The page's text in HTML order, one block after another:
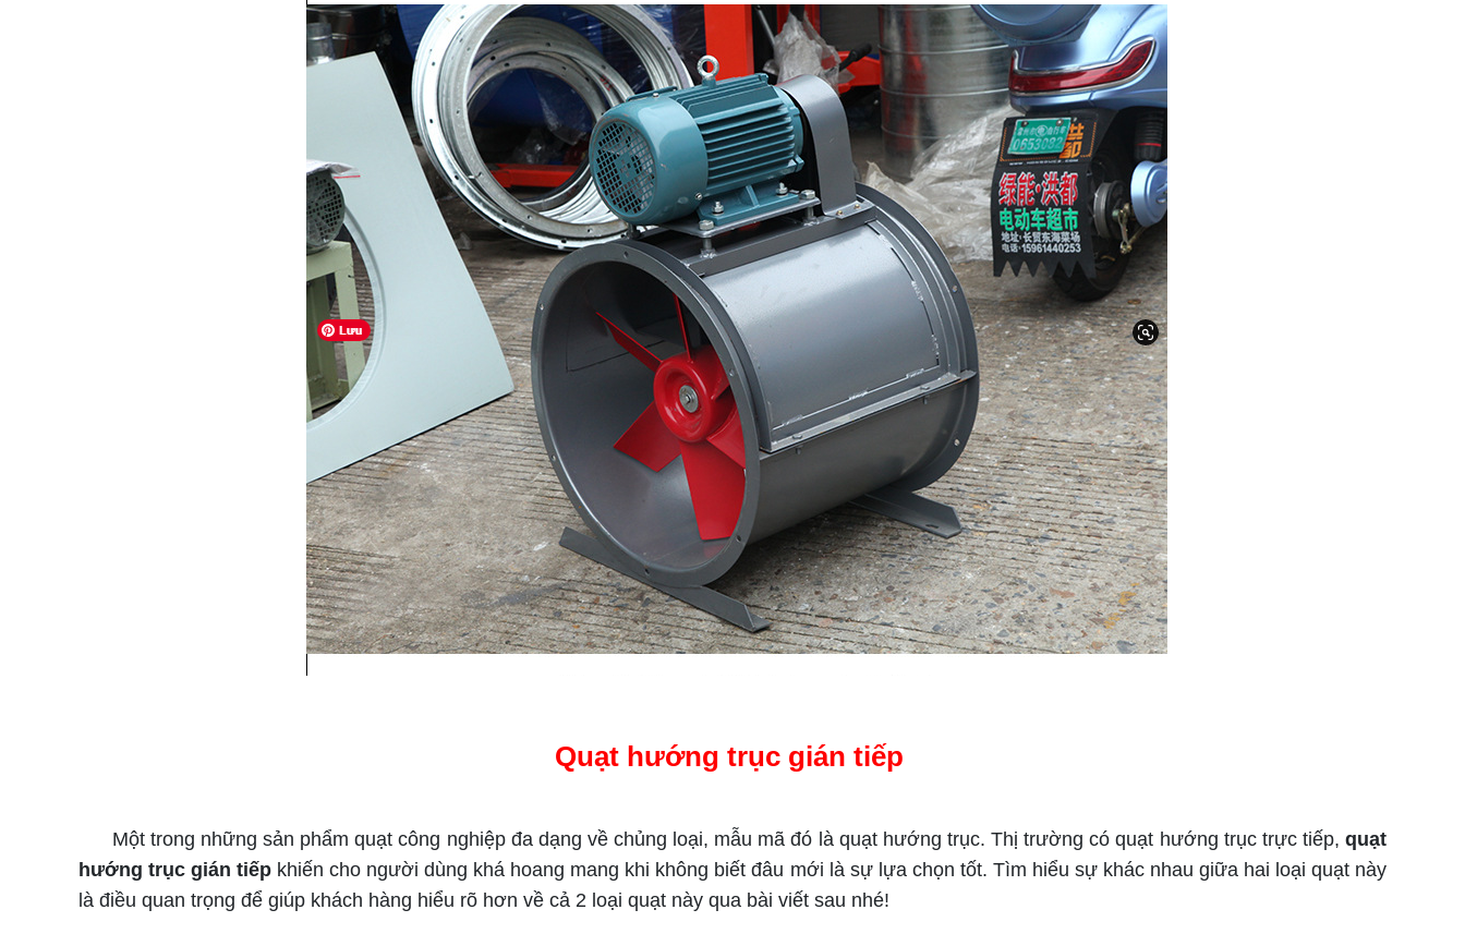
Quạt hướng trục gián tiếp
Một trong những sản phẩm quạt công nghiệp đa dạng về chủng loại, mẫu mã đó là quạt hướng trục. Thị trường có quạt hướng trục trực tiếp, quạt
hướng trục gián tiếp khiến cho người dùng khá hoang mang khi không biết đâu mới là sự lựa chọn tốt. Tìm hiểu sự khác nhau giữa hai loại quạt này
là điều quan trọng để giúp khách hàng hiểu rõ hơn về cả 2 loại quạt này qua bài viết sau nhé!